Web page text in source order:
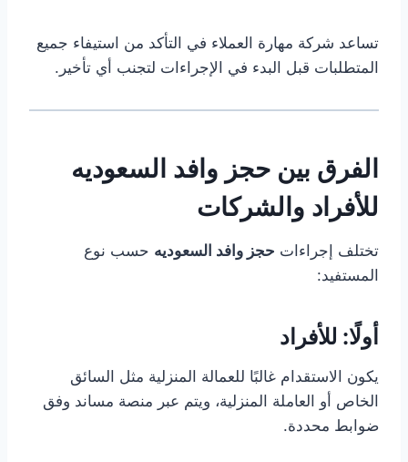
تساعد شركة مهارة العملاء في التأكد من استيفاء جميع
المتطلبات قبل البدء في الإجراءات لتجنب أي تأخير.
الفرق بين حجز وافد السعوديه
للأفراد والشركات
تختلف إجراءات حجز وافد السعوديه حسب نوع
المستفيد:
أولًا: للأفراد
يكون الاستقدام غالبًا للعمالة المنزلية مثل السائق
الخاص أو العاملة المنزلية، ويتم عبر منصة مساند وفق
ضوابط محددة.